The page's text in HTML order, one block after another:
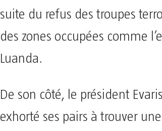
suite du refus des troupes
des zones occupées comme
Luanda.
De son côté, le président
exhorté ses pairs à trouver